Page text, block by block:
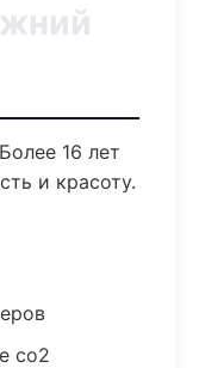
16 лет
и красоту.
co2